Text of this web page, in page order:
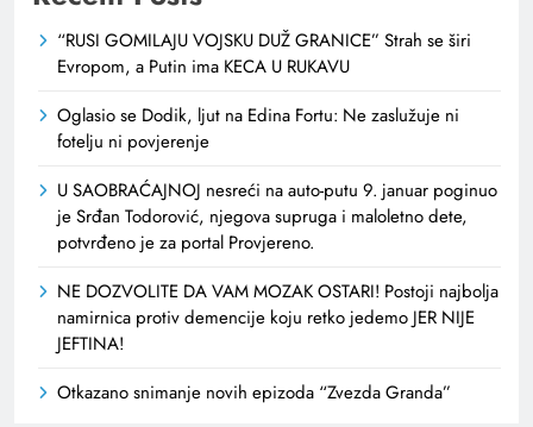
“RUSI GOMILAJU VOJSKU DUŽ GRANICE” Strah se širi
Evropom, a Putin ima KECA U RUKAVU
Oglasio se Dodik, ljut na Edina Fortu: Ne zaslužuje ni
fotelju ni povjerenje
U SAOBRAĆAJNOJ nesreći na auto-putu 9. januar poginuo
je Srđan Todorović, njegova supruga i maloletno dete,
potvrđeno je za portal Provjereno.
NE DOZVOLITE DA VAM MOZAK OSTARI! Postoji najbolja
namirnica protiv demencije koju retko jedemo JER NIJE
JEFTINA!
Otkazano snimanje novih epizoda “Zvezda Granda”